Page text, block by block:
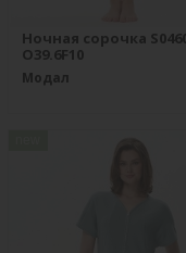
Ночная сорочка
O39.6F10
Модал